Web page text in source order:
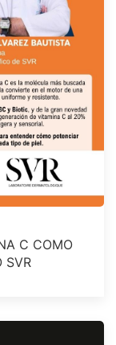
C COMO
SVR